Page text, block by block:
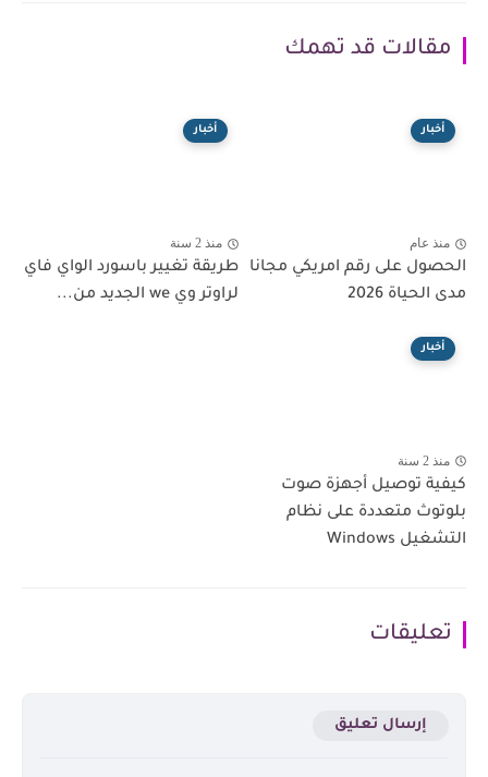
مقالات قد تهمك
أخبار
منذ عام
الحصول على رقم امريكي مجانا
مدى الحياة 2026
أخبار
منذ 2 سنة
طريقة تغيير باسورد الواي فاي
لراوتر وي we الجديد من...
أخبار
منذ 2 سنة
كيفية توصيل أجهزة صوت
بلوتوث متعددة على نظام
التشغيل Windows
تعليقات
إرسال تعليق